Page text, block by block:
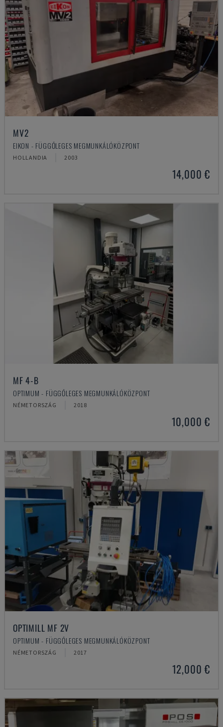
MV2
EIKON - FÜGGŐLEGES MEGMUNKÁLÓKÖZPONT
HOLLANDIA 2003
14,000 €
MF 4-B
OPTIMUM - FÜGGŐLEGES MEGMUNKÁLÓKÖZPONT
NÉMETORSZÁG 2018
10,000 €
OPTIMILL MF 2V
OPTIMUM - FÜGGŐLEGES MEGMUNKÁLÓKÖZPONT
NÉMETORSZÁG 2017
12,000 €